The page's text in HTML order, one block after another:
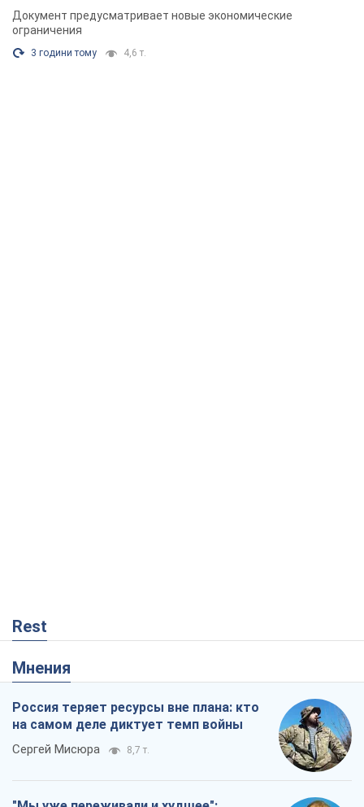
Документ предусматривает новые экономические
ограничения
3 години тому 4,6 т.
Rest
Мнения
Россия теряет ресурсы вне плана: кто
на самом деле диктует темп войны
Сергей Мисюра 8,7 т.